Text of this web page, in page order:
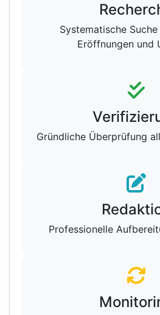
Systematische
Eröffnungen und
Gründliche Überprüfung
Professionelle